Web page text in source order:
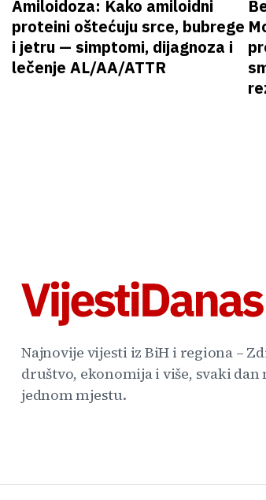
Amiloidoza: Kako amiloidni
proteini oštećuju srce, bubrege
i jetru — simptomi, dijagnoza i
lečenje AL/AA/ATTR
Najnovije vijesti iz BiH i regiona –
društvo, ekonomija i više, svaki dan
jednom mjestu.